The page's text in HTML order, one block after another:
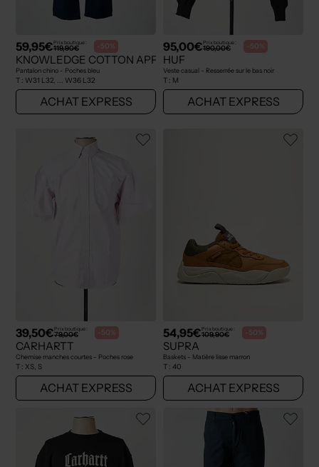
59,95€Prix boutique :
119,90€ -50%
KNOWLEDGE COTTON APPAREL
Pantalon chino - Poches bleu
T : W31 L32, ... W36 L32
ACHAT EXPRESS
95,00€Prix boutique :
190,00€ -50%
HUF
Veste casual - Resserrée sur le bas noir
T : M
ACHAT EXPRESS
39,50€Prix boutique :
79,00€ -50%
CARHARTT
Chemise manches courtes - Poches rose
T : XS, S
ACHAT EXPRESS
54,95€Prix boutique :
109,90€ -50%
SUPRA
Baskets - Matière lisse marron
T : 40
ACHAT EXPRESS